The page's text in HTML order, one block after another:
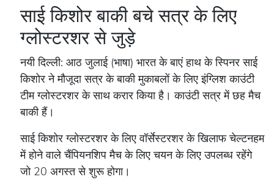
साई किशोर बाकी बचे सत्र के लिए
ग्लोस्टरशर से जुड़े
नयी दिल्ली: आठ जुलाई (भाषा) भारत के बाएं हाथ के स्पिनर साई
किशोर ने मौजूदा सत्र के बाकी मुकाबलों के लिए इंग्लिश काउंटी
टीम ग्लोस्टरशर के साथ करार किया है। काउंटी सत्र में छह मैच
बाकी हैं।
साई किशोर ग्लोस्टरशर के लिए वॉर्सेस्टरशर के खिलाफ चेल्टनहम
में होने वाले चैंपियनशिप मैच के लिए चयन के लिए उपलब्ध रहेंगे
जो 20 अगस्त से शुरू होगा।